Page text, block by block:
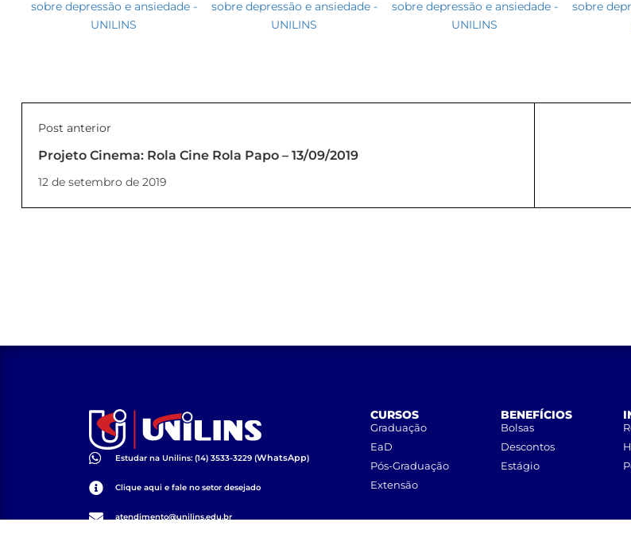
Post anterior
Projeto Cinema: Rola Cine Rola Papo – 13/09/2019
12 de setembro de 2019
Estudar na Unilins: (14) 3533-3229 (WhatsApp)
Clique aqui e fale no setor desejado
atendimento@unilins.edu.br
CURSOS
Graduação
EaD
Pós-Graduação
Extensão
BENEFÍCIOS
Bolsas
Descontos
Estágio